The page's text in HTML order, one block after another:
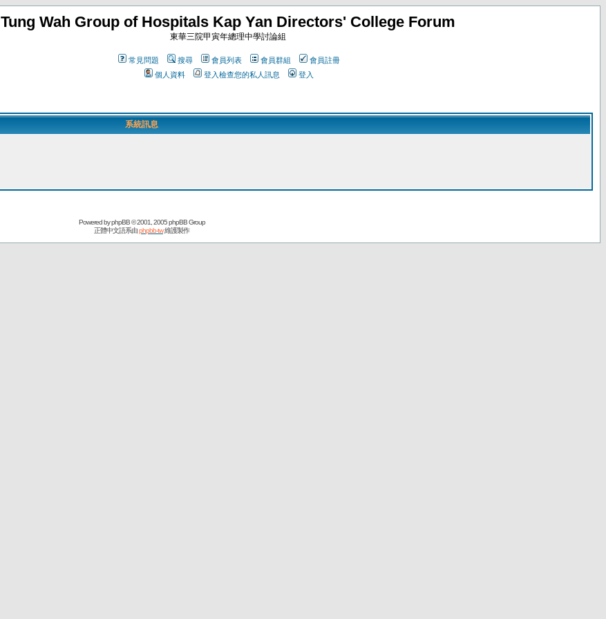
Tung Wah Group of Hospitals Kap Yan Directors' College Forum
東華三院甲寅年總理中學討論組
常見問題 搜尋 會員列表 會員群組
會員註冊
個人資料
登入檢查您的私人訊息 登入
系統訊息
Powered byphpBB© 2001, 2005 phpBB Group
正體中文語系由phpbb-tw維護製作